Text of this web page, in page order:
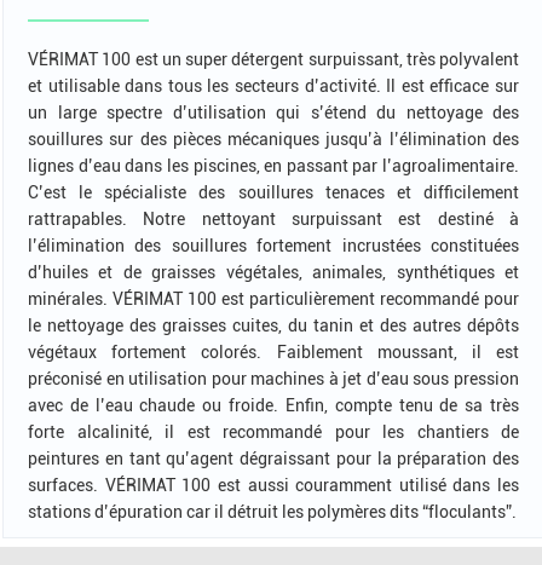
VÉRIMAT 100 est un super détergent surpuissant, très polyvalent
et utilisable dans tous les secteurs d’activité. Il est efficace sur
un large spectre d’utilisation qui s’étend du nettoyage des
souillures sur des pièces mécaniques jusqu’à l’élimination des
lignes d’eau dans les piscines, en passant par l’agroalimentaire.
C’est le spécialiste des souillures tenaces et difficilement
rattrapables. Notre nettoyant surpuissant est destiné à
l’élimination des souillures fortement incrustées constituées
d’huiles et de graisses végétales, animales, synthétiques et
minérales. VÉRIMAT 100 est particulièrement recommandé pour
le nettoyage des graisses cuites, du tanin et des autres dépôts
végétaux fortement colorés. Faiblement moussant, il est
préconisé en utilisation pour machines à jet d’eau sous pression
avec de l’eau chaude ou froide. Enfin, compte tenu de sa très
forte alcalinité, il est recommandé pour les chantiers de
peintures en tant qu’agent dégraissant pour la préparation des
surfaces. VÉRIMAT 100 est aussi couramment utilisé dans les
stations d’épuration car il détruit les polymères dits “floculants”.